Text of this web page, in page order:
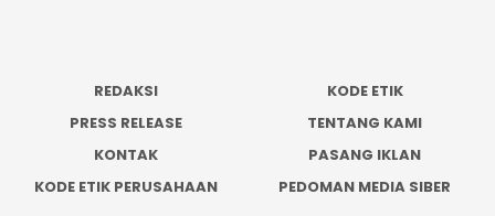
REDAKSI
KODE ETIK
PRESS RELEASE
TENTANG KAMI
KONTAK
PASANG IKLAN
KODE ETIK PERUSAHAAN
PEDOMAN MEDIA SIBER